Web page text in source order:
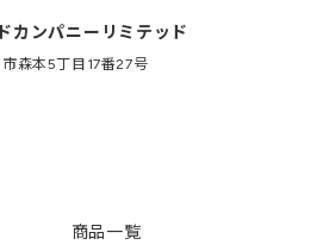
カンパニーリミテッド
森本5丁目17番27号
商品一覧